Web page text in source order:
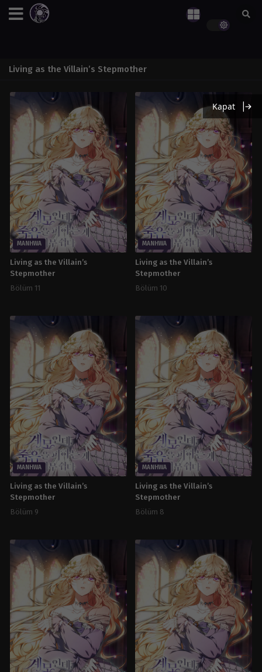
Living as the Villain’s Stepmother
MANHWA
Living as the Villain’s
Stepmother
Bölüm 11
MANHWA
Living as the Villain’s
Stepmother
Bölüm 10
MANHWA
Living as the Villain’s
Stepmother
Bölüm 9
MANHWA
Living as the Villain’s
Stepmother
Bölüm 8
Kapat